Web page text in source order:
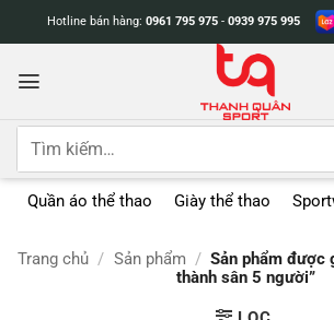
dung
Hotline bán hàng: 0961 795 975 - 0939 975 995
Tìm
Quần áo thể thao Giày thể thao
Trang chủ / Sản phẩm / Sản phẩm được
thành sân 5 người”